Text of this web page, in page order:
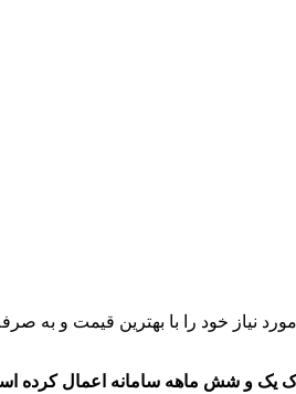
نیاز خود را با بهترین قیمت و به